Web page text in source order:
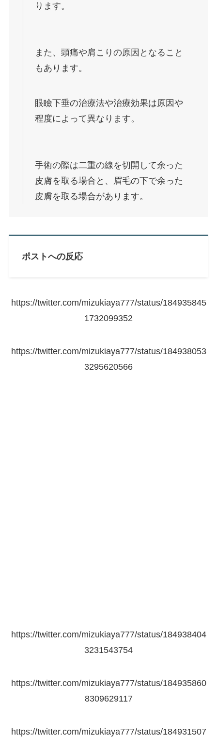
ります。
また、頭痛や肩こりの原因となること
もあります。
眼瞼下垂の治療法や治療効果は原因や
程度によって異なります。
手術の際は二重の線を切開して余った
皮膚を取る場合と、眉毛の下で余った
皮膚を取る場合があります。
ポストへの反応
https://twitter.com/mizukiaya777/status/184935845
1732099352
https://twitter.com/mizukiaya777/status/184938053
3295620566
https://twitter.com/mizukiaya777/status/184938404
3231543754
https://twitter.com/mizukiaya777/status/184935860
8309629117
https://twitter.com/mizukiaya777/status/184931507